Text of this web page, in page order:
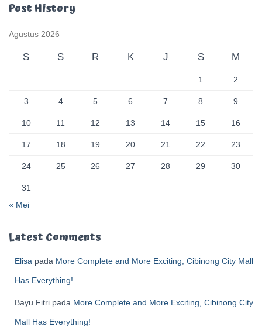
Post History
Agustus 2026
S S R K J S M
1 2
3 4 5 6 7 8 9
10 11 12 13 14 15 16
17 18 19 20 21 22 23
24 25 26 27 28 29 30
31
« Mei
Latest Comments
Elisa pada More Complete and More Exciting, Cibinong City Mall
Has Everything!
Bayu Fitri pada More Complete and More Exciting, Cibinong City
Mall Has Everything!